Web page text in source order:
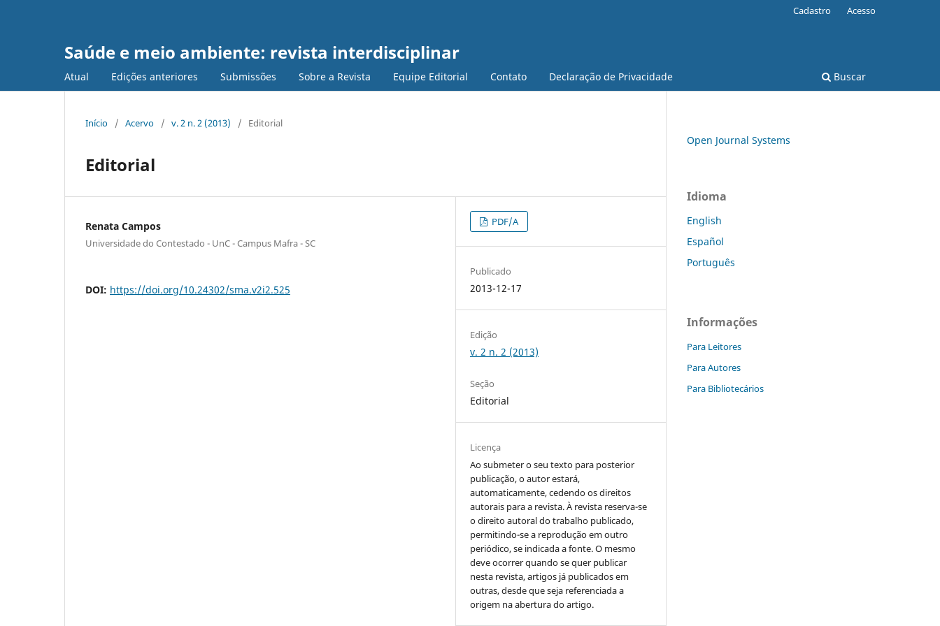
Saúde e meio ambiente: revista interdisciplinar
Atual Edições anteriores Submissões Sobre a Revista Equipe Editorial Contato Declaração de Privacidade Buscar
Cadastro Acesso
Início / Acervo / v. 2 n. 2 (2013) / Editorial
Editorial
Renata Campos
Universidade do Contestado - UnC - Campus Mafra - SC
DOI: https://doi.org/10.24302/sma.v2i2.525
PDF/A
Publicado
2013-12-17
Edição
v. 2 n. 2 (2013)
Seção
Editorial
Licença
Ao submeter o seu texto para posterior
publicação, o autor estará,
automaticamente, cedendo os direitos
autorais para a revista. À revista reserva-se
o direito autoral do trabalho publicado,
permitindo-se a reprodução em outro
periódico, se indicada a fonte. O mesmo
deve ocorrer quando se quer publicar
nesta revista, artigos já publicados em
outras, desde que seja referenciada a
origem na abertura do artigo.
Open Journal Systems
Idioma
English
Español
Português
Informações
Para Leitores
Para Autores
Para Bibliotecários